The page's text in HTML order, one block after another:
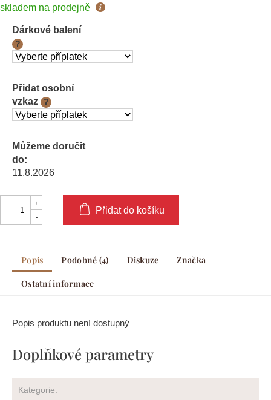
Měrná
skladem na prodejně
Dárkové balení
?
Přidat osobní
vzkaz
?
Můžeme doručit
do:
11.8.2026
Přidat do košíku
Popis Podobné (4) Diskuze Značka
Ostatní informace
Popis produktu není dostupný
Doplňkové parametry
Kategorie: